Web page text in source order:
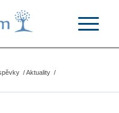
/ Aktuality /